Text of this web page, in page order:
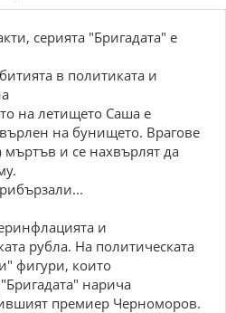
серията "Бригадата" е
в политиката и
на летището Саша е
на бунището. Врагове
мъртъв и се нахвърлят да
и
рубла. На политическата
фигури, които
нарича
премиер Черноморов.